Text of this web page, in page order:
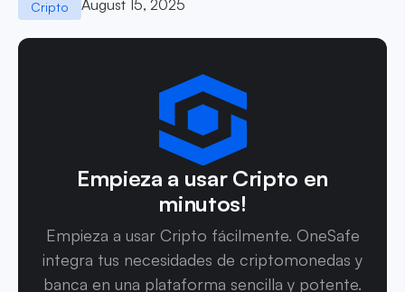
Cripto August 15, 2025
Empieza a usar Cripto en
minutos!
Empieza a usar Cripto fácilmente. OneSafe
integra tus necesidades de criptomonedas y
banca en una plataforma sencilla y potente.